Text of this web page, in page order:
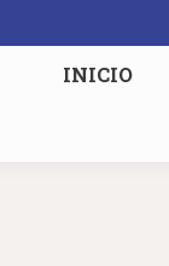
INICIO